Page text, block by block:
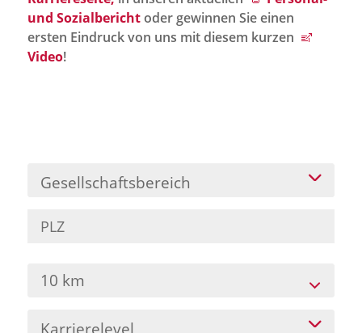
Jobportal
Presse und Medien
Karriere
Presse
News Archiv
und Sozialberichtoder gewinnen Sie einen
ersten Eindruck von uns mit diesem kurzen
Video!
Gesellschaftsbereich
10 km
Karrierelevel